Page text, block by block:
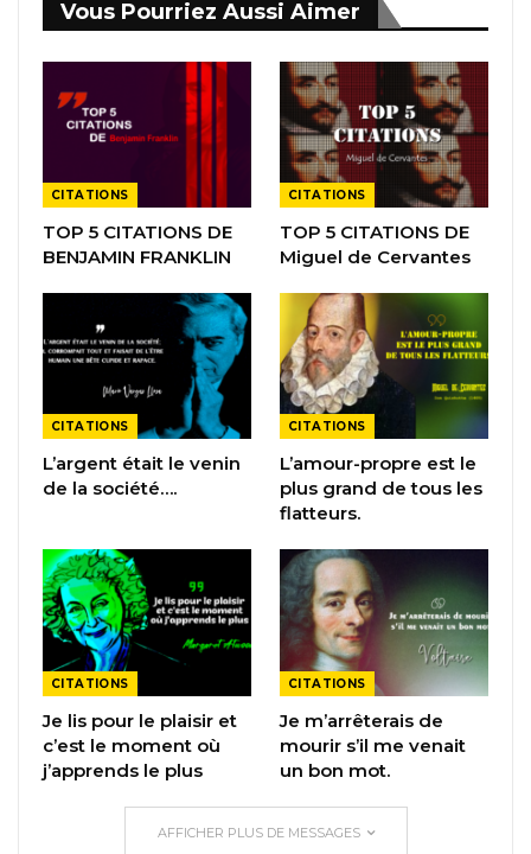
Vous Pourriez Aussi Aimer
CITATIONS
TOP 5 CITATIONS DE
BENJAMIN FRANKLIN
CITATIONS
TOP 5 CITATIONS DE
Miguel de Cervantes
CITATIONS
L’argent était le venin
de la société….
CITATIONS
L’amour-propre est le
plus grand de tous les
flatteurs.
CITATIONS
Je lis pour le plaisir et
c’est le moment où
j’apprends le plus
CITATIONS
Je m’arrêterais de
mourir s’il me venait
un bon mot.
AFFICHER PLUS DE MESSAGES